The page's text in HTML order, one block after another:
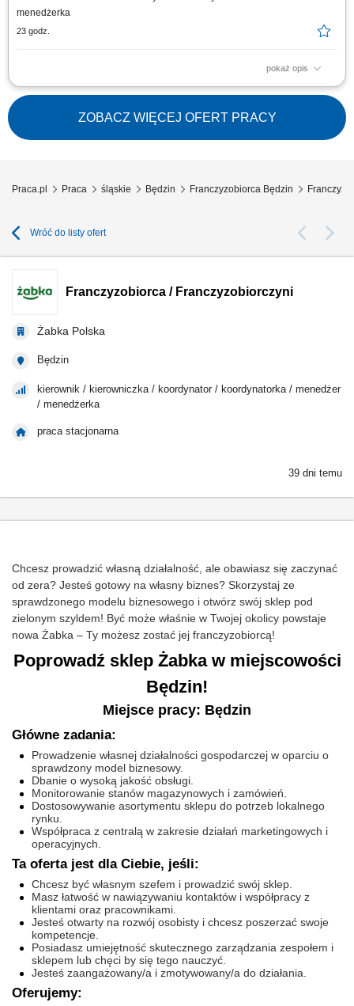
menedżerka
23 godz.
pokaż opis
Główne zadania: Prowadzenie własnej działalności gospodarczej w
oparciu o sprawdzony model biznesowy. Dbanie o wysoką jakość obsługi.
Monitorowanie stanów magazynowych i zamówień. Dostosowywanie
asortymentu sklepu do potrzeb lokalnego rynku. Współpraca z centralą w
zakresie działań...
ZOBACZ WIĘCEJ OFERT PRACY
Praca.pl Praca śląskie Będzin Franczyzobiorca Będzin
Wróć do listy ofert
Franczyzobiorca / Franczyzobiorczyni
Żabka Polska
Będzin
kierownik / kierowniczka / koordynator / koordynatorka / menedżer
/ menedżerka
praca stacjonarna
39 dni temu
Chcesz prowadzić własną działalność, ale obawiasz się zaczynać
od zera? Jesteś gotowy na własny biznes? Skorzystaj ze
sprawdzonego modelu biznesowego i otwórz swój sklep pod
zielonym szyldem! Być może właśnie w Twojej okolicy powstaje
nowa Żabka – Ty możesz zostać jej franczyzobiorcą!
Poprowadź sklep Żabka w miejscowości
Będzin!
Miejsce pracy: Będzin
Główne zadania:
Prowadzenie własnej działalności gospodarczej w oparciu o
sprawdzony model biznesowy.
Dbanie o wysoką jakość obsługi.
Monitorowanie stanów magazynowych i zamówień.
Dostosowywanie asortymentu sklepu do potrzeb lokalnego
rynku.
Współpraca z centralą w zakresie działań marketingowych i
operacyjnych.
Ta oferta jest dla Ciebie, jeśli:
Chcesz być własnym szefem i prowadzić swój sklep.
Masz łatwość w nawiązywaniu kontaktów i współpracy z
klientami oraz pracownikami.
Jesteś otwarty na rozwój osobisty i chcesz poszerzać swoje
kompetencje.
Posiadasz umiejętność skutecznego zarządzania zespołem i
sklepem lub chęci by się tego nauczyć.
Jesteś zaangażowany/a i zmotywowany/a do działania.
Oferujemy: